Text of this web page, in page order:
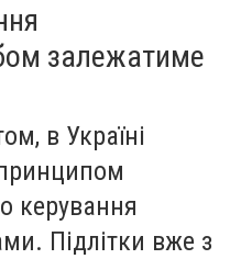
залежатиме
в Україні
керування
Підлітки вже з